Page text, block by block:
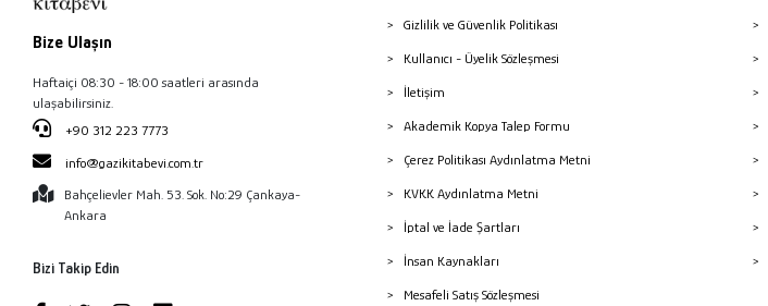
Bize Ulaşın
Haftaiçi 08:30 - 18:00 saatleri arasında
ulaşabilirsiniz.
+90 312 223 7773
info@gazikitabevi.com.tr
Bahçelievler Mah. 53. Sok. No:29 Çankaya-
Ankara
Bizi Takip Edin
Gizlilik ve Güvenlik Politikası
Kullanıcı - Üyelik Sözleşmesi
İletişim
Akademik Kopya Talep Formu
Çerez Politikası Aydınlatma Metni
KVKK Aydınlatma Metni
İptal ve İade Şartları
İnsan Kaynakları
Mesafeli Satış Sözleşmesi